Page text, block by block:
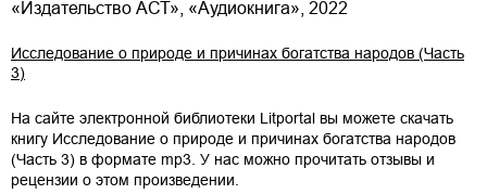
«Издательство АСТ», «Аудиокнига», 2022
Исследование о природе и причинах богатства народов (Часть
3)
На сайте электронной библиотеки Litportal вы можете скачать
книгу Исследование о природе и причинах богатства народов
(Часть 3) в формате mp3 . У нас можно прочитать отзывы и
рецензии о этом произведении.